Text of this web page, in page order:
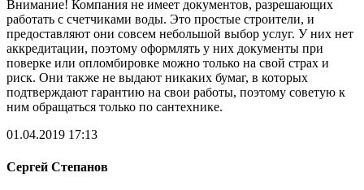
Внимание! Компания не имеет документов, разрешающих
работать с счетчиками воды. Это простые строители, и
предоставляют они совсем небольшой выбор услуг. У них нет
аккредитации, поэтому оформлять у них документы при
поверке или опломбировке можно только на свой страх и
риск. Они также не выдают никаких бумаг, в которых
подтверждают гарантию на свои работы, поэтому советую к
ним обращаться только по сантехнике.
01.04.2019 17:13
Сергей Степанов